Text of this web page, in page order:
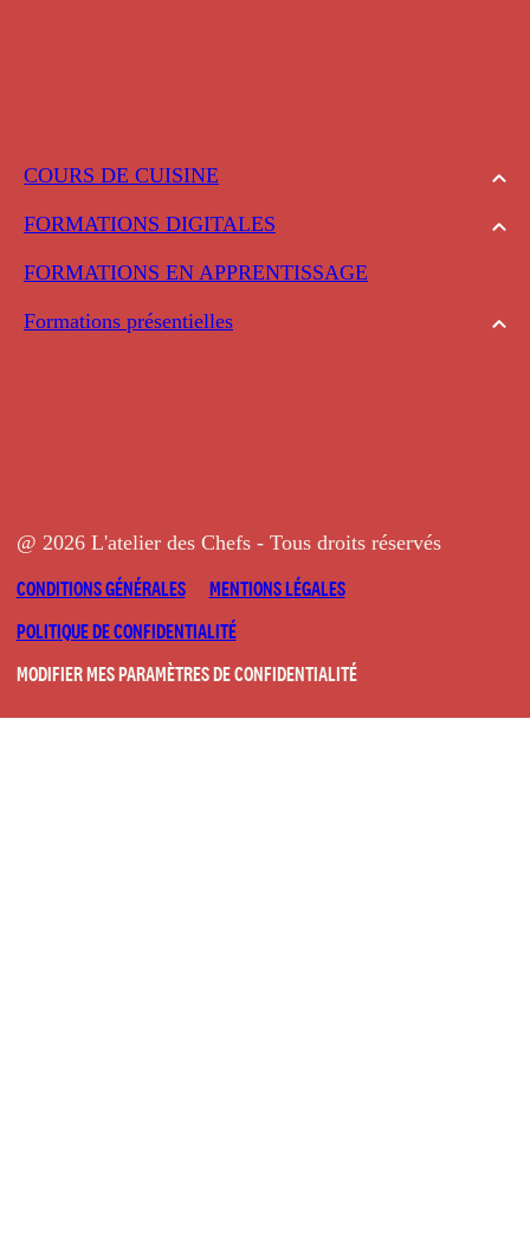
COURS DE CUISINE
FORMATIONS DIGITALES
FORMATIONS EN APPRENTISSAGE
Formations présentielles
@ 2026 L'atelier des Chefs - Tous droits réservés
CONDITIONS GÉNÉRALES
MENTIONS LÉGALES
POLITIQUE DE CONFIDENTIALITÉ
MODIFIER MES PARAMÈTRES DE CONFIDENTIALITÉ